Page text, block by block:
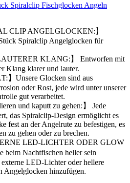
Spiralclip Fischglocken Angeln
CLIP ANGELGLOCKEN:】
Spiralclip Angelglocken für
KLANG:】 Entworfen mit
Klang klarer und lauter.
】Unsere Glocken sind aus
oder Rost, jede wird unter unserer
gut verarbeitet.
und kaputt zu gehen:】 Jede
das Spiralclip-Design ermöglicht es
fest an der Angelrute zu befestigen, es
zu gehen oder zu brechen.
LED-LICHTER ODER GLOW
beim Nachtfischen heller sein
LED-Lichter oder hellere
Angelglocken hinzufügen.